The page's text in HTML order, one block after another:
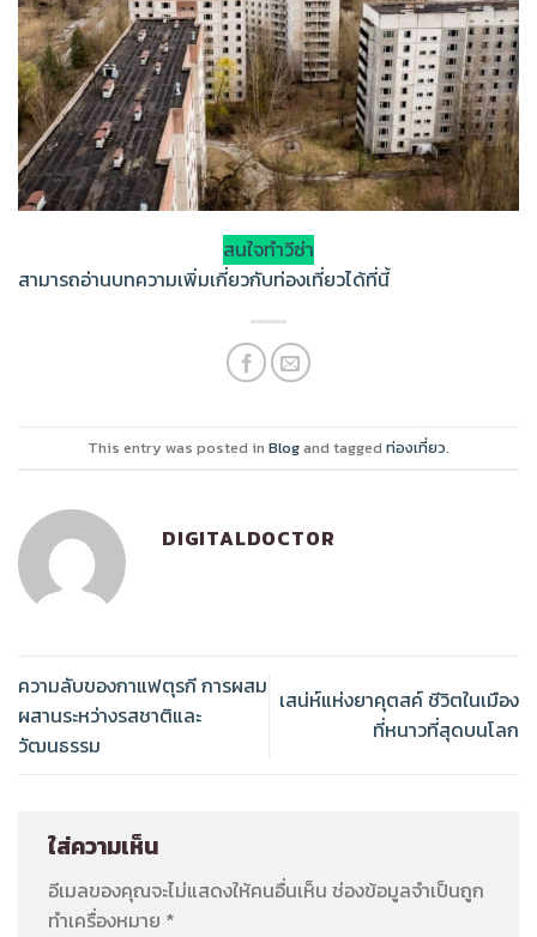
สนใจทำวีซ่า
สามารถอ่านบทความเพิ่มเกี่ยวกับท่องเที่ยวได้ที่นี้
This entry was posted in Blogand tagged ท่องเที่ยว.
DIGITALDOCTOR
ความลับของกาแฟตุรกี การผสม
ผสานระหว่างรสชาติและ
วัฒนธรรม
เสน่ห์แห่งยาคุตสค์ ชีวิตในเมือง
ที่หนาวที่สุดบนโลก
ใส่ความเห็น
อีเมลของคุณจะไม่แสดงให้คนอื่นเห็น ช่องข้อมูลจำเป็นถูก
ทำเครื่องหมาย *